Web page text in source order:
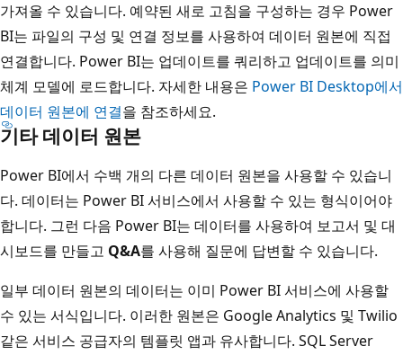
가져올 수 있습니다. 예약된 새로 고침을 구성하는 경우 Power
BI는 파일의 구성 및 연결 정보를 사용하여 데이터 원본에 직접
연결합니다. Power BI는 업데이트를 쿼리하고 업데이트를 의미
체계 모델에 로드합니다. 자세한 내용은 Power BI Desktop에서
데이터 원본에 연결을 참조하세요.
기타 데이터 원본
Power BI에서 수백 개의 다른 데이터 원본을 사용할 수 있습니
다. 데이터는 Power BI 서비스에서 사용할 수 있는 형식이어야
합니다. 그런 다음 Power BI는 데이터를 사용하여 보고서 및 대
시보드를 만들고 Q&A를 사용해 질문에 답변할 수 있습니다.
일부 데이터 원본의 데이터는 이미 Power BI 서비스에 사용할
수 있는 서식입니다. 이러한 원본은 Google Analytics 및 Twilio
같은 서비스 공급자의 템플릿 앱과 유사합니다. SQL Server